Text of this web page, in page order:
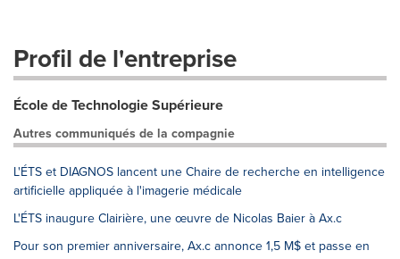
Profil de l'entreprise
École de Technologie Supérieure
Autres communiqués de la compagnie
L'ÉTS et DIAGNOS lancent une Chaire de recherche en intelligence
artificielle appliquée à l'imagerie médicale
L'ÉTS inaugure Clairière, une œuvre de Nicolas Baier à Ax.c
Pour son premier anniversaire, Ax.c annonce 1,5 M$ et passe en